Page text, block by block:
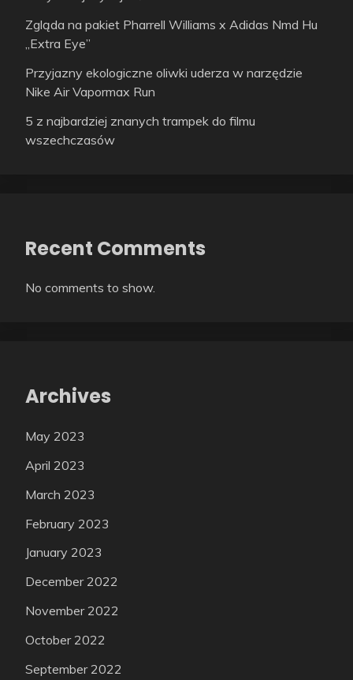
Zgląda na pakiet Pharrell Williams x Adidas Nmd Hu
„Extra Eye”
Przyjazny ekologiczne oliwki uderza w narzędzie
Nike Air Vapormax Run
5 z najbardziej znanych trampek do filmu
wszechczasów
Recent Comments
No comments to show.
Archives
May 2023
April 2023
March 2023
February 2023
January 2023
December 2022
November 2022
October 2022
September 2022